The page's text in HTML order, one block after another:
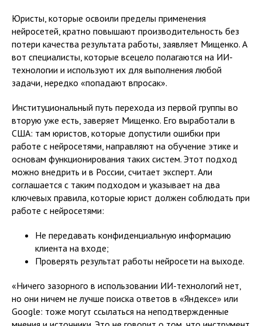
Юристы, которые освоили пределы применения
нейросетей, кратно повышают производительность без
потери качества результата работы, заявляет Мищенко. А
вот специалисты, которые всецело полагаются на ИИ-
технологии и используют их для выполнения любой
задачи, нередко «попадают впросак».
Институциональный путь перехода из первой группы во
вторую уже есть, заверяет Мищенко. Его выработали в
США: там юристов, которые допустили ошибки при
работе с нейросетями, направляют на обучение этике и
основам функционирования таких систем. Этот подход
можно внедрить и в России, считает эксперт. Али
соглашается с таким подходом и указывает на два
ключевых правила, которые юрист должен соблюдать при
работе с нейросетями:
Не передавать конфиденциальную информацию
клиента на входе;
Проверять результат работы нейросети на выходе.
«Ничего зазорного в использовании ИИ-технологий нет,
но они ничем не лучше поиска ответов в «Яндексе» или
Google: тоже могут ссылаться на неподтвержденные